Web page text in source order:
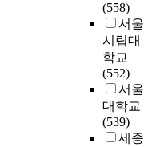
(558)
서울
시립대
학교
(552)
서울
대학교
(539)
세종